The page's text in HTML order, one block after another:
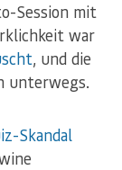
Session mit
war
, und die
unterwegs.
Skandal